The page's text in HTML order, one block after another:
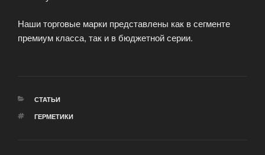
Наши торговые марки представлены как в сегменте
премиум класса, так и в бюджетной серии.
РУБРИКИ
СТАТЬИ
МЕТКИ
ГЕРМЕТИКИ